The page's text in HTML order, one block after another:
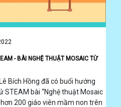
- BÀI NGHỆ THUẬT MOSAIC TỪ
Bích Hồng đã có buổi hướng
STEAM bài “Nghệ thuật Mosaic
200 giáo viên mầm non trên